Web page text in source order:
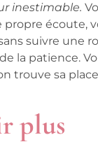
inestimable.
propre écoute,
suivre une
la patience.
trouve sa
plus